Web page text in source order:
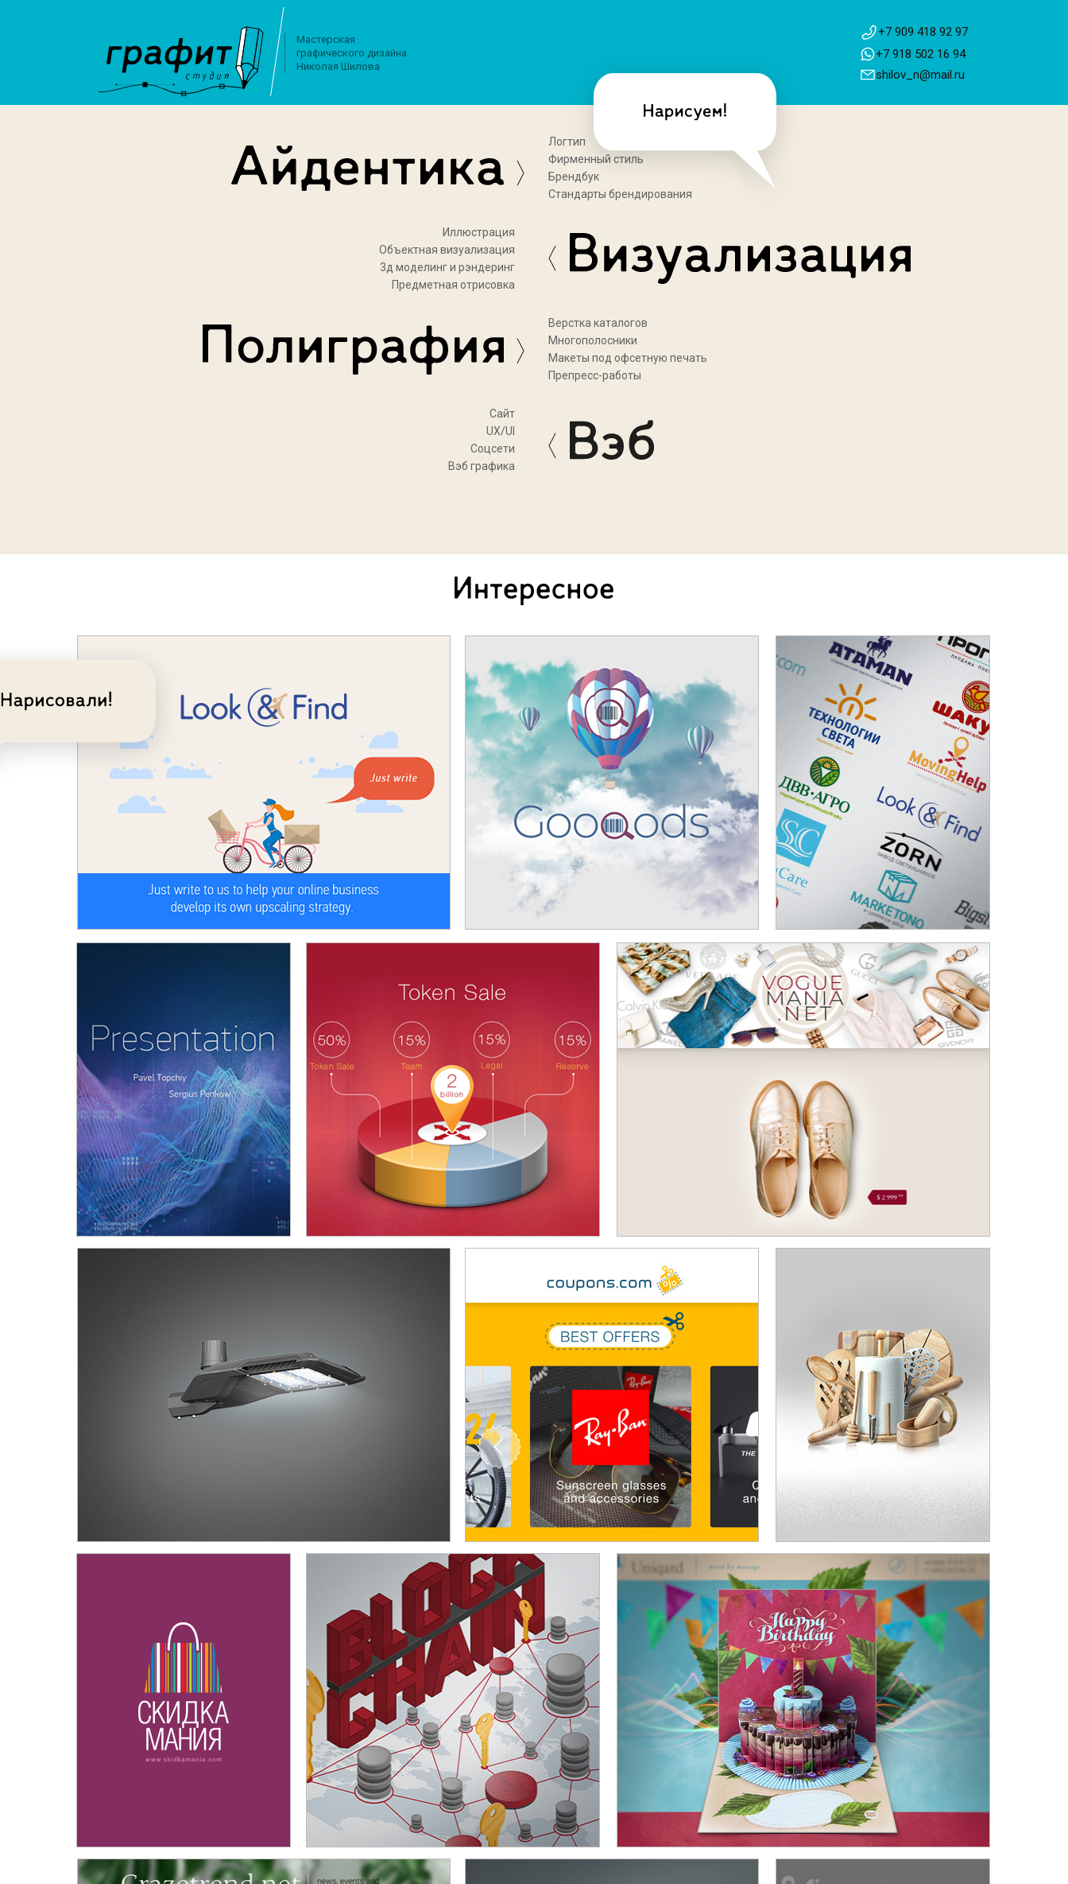
Мастерская
графического дизайна
Николая Шилова
+7 909 418 92 97
+7 918 502 16 94
shilov_n@mail.ru
Логтип
Фирменный стиль
Брендбук
Стандарты брендирования
Иллюстрация
Объектная визуализация
3д моделинг и рэндеринг
Предметная отрисовка
Верстка каталогов
Многополосники
Макеты под офсетную печать
Препресс-работы
Cайт
UX/UI
Соцсети
Вэб графика